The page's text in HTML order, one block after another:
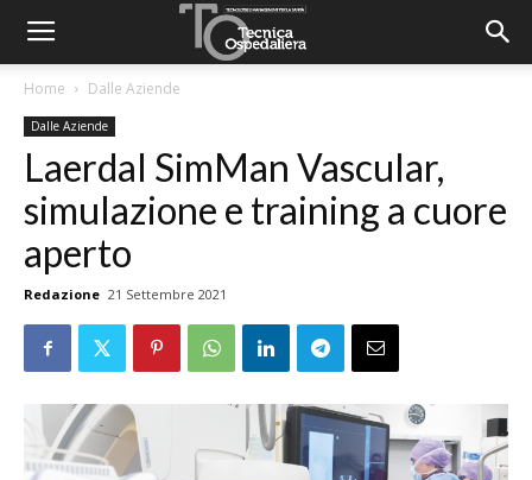
Home Dalle Aziende
Dalle Aziende
Laerdal SimMan Vascular,
simulazione e training a cuore
aperto
Redazione 21 Settembre 2021